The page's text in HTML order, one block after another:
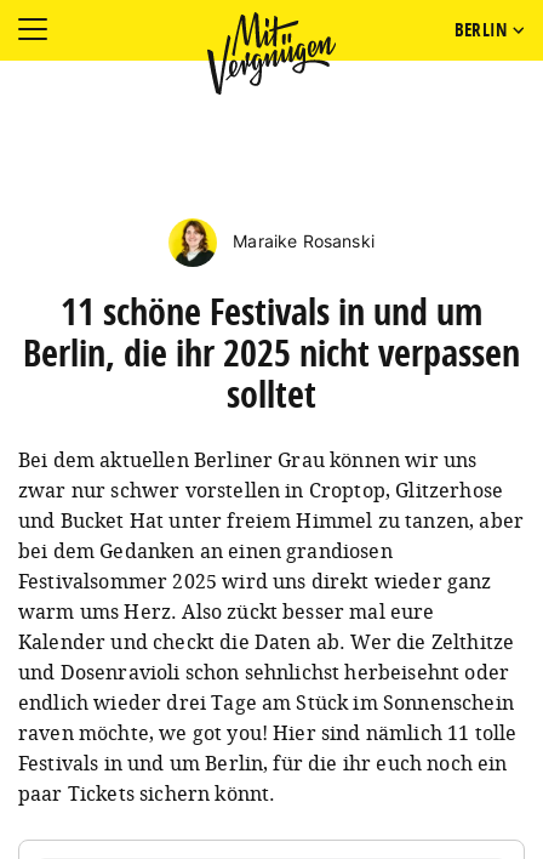
BERLIN
Maraike Rosanski
11 schöne Festivals in und um
Berlin, die ihr 2025 nicht verpassen
solltet
Bei dem aktuellen Berliner Grau können wir uns
zwar nur schwer vorstellen in Croptop, Glitzerhose
und Bucket Hat unter freiem Himmel zu tanzen, aber
bei dem Gedanken an einen grandiosen
Festivalsommer 2025 wird uns direkt wieder ganz
warm ums Herz. Also zückt besser mal eure
Kalender und checkt die Daten ab. Wer die Zelthitze
und Dosenravioli schon sehnlichst herbeisehnt oder
endlich wieder drei Tage am Stück im Sonnenschein
raven möchte, we got you! Hier sind nämlich 11 tolle
Festivals in und um Berlin, für die ihr euch noch ein
paar Tickets sichern könnt.